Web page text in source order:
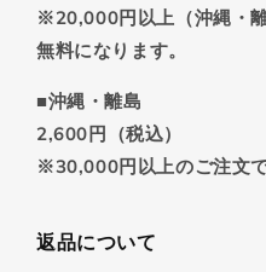
※20,000円以上（沖縄・
無料になります。
■沖縄・離島
2,600円（税込）
※30,000円以上のご注文
返品について